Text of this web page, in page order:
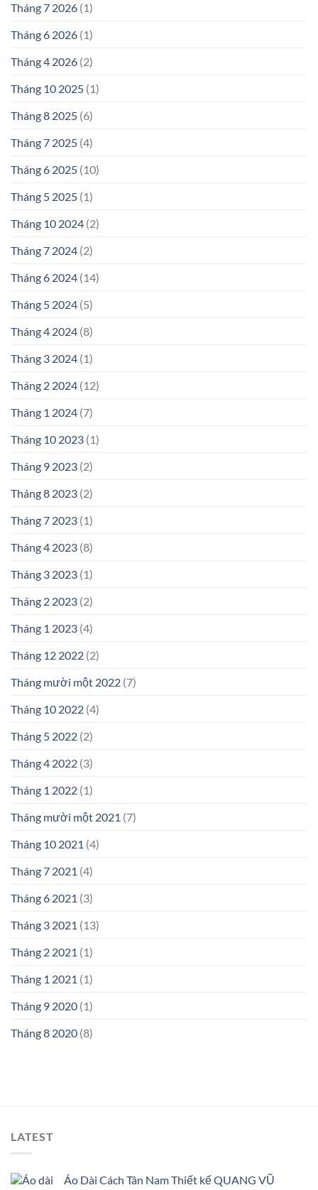
Tháng 7 2026 (1)
Tháng 6 2026 (1)
Tháng 4 2026 (2)
Tháng 10 2025 (1)
Tháng 8 2025 (6)
Tháng 7 2025 (4)
Tháng 6 2025 (10)
Tháng 5 2025 (1)
Tháng 10 2024 (2)
Tháng 7 2024 (2)
Tháng 6 2024 (14)
Tháng 5 2024 (5)
Tháng 4 2024 (8)
Tháng 3 2024 (1)
Tháng 2 2024 (12)
Tháng 1 2024 (7)
Tháng 10 2023 (1)
Tháng 9 2023 (2)
Tháng 8 2023 (2)
Tháng 7 2023 (1)
Tháng 4 2023 (8)
Tháng 3 2023 (1)
Tháng 2 2023 (2)
Tháng 1 2023 (4)
Tháng 12 2022 (2)
Tháng mười một 2022 (7)
Tháng 10 2022 (4)
Tháng 5 2022 (2)
Tháng 4 2022 (3)
Tháng 1 2022 (1)
Tháng mười một 2021 (7)
Tháng 10 2021 (4)
Tháng 7 2021 (4)
Tháng 6 2021 (3)
Tháng 3 2021 (13)
Tháng 2 2021 (1)
Tháng 1 2021 (1)
Tháng 9 2020 (1)
Tháng 8 2020 (8)
LATEST
Áo Dài Cách Tân Nam Thiết kế QUANG VŨ